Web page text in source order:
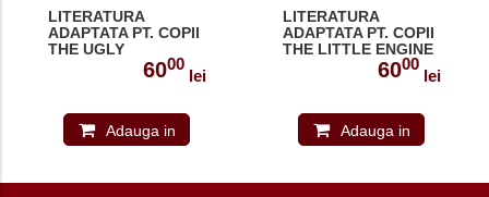
LITERATURA
ADAPTATA PT. COPII
THE UGLY
DUCKLING SET
MULTI-ROM ( CARTE
1-84974-170-5
6000
lei
Adauga in
LITERATURA
ADAPTATA PT. COPII
THE LITTLE ENGINE
THAT COULD SET
CU MULTI-ROM 978-
6000
lei
Adauga in